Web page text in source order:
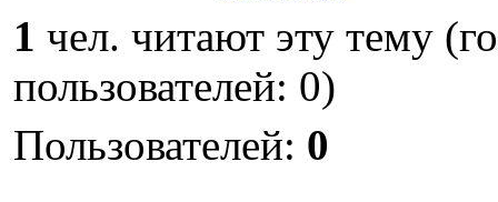
1 чел. читают эту тему
пользователей: 0)
Пользователей: 0